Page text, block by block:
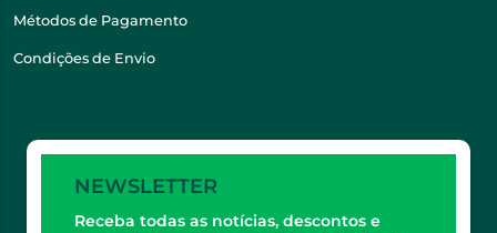
Métodos de Pagamento
Condições de Envio
NEWSLETTER
Receba todas as notícias, descontos e